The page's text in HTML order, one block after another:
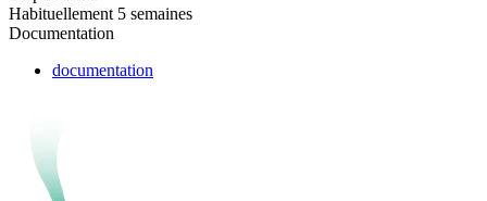
Habituellement 5 semaines
Documentation
documentation